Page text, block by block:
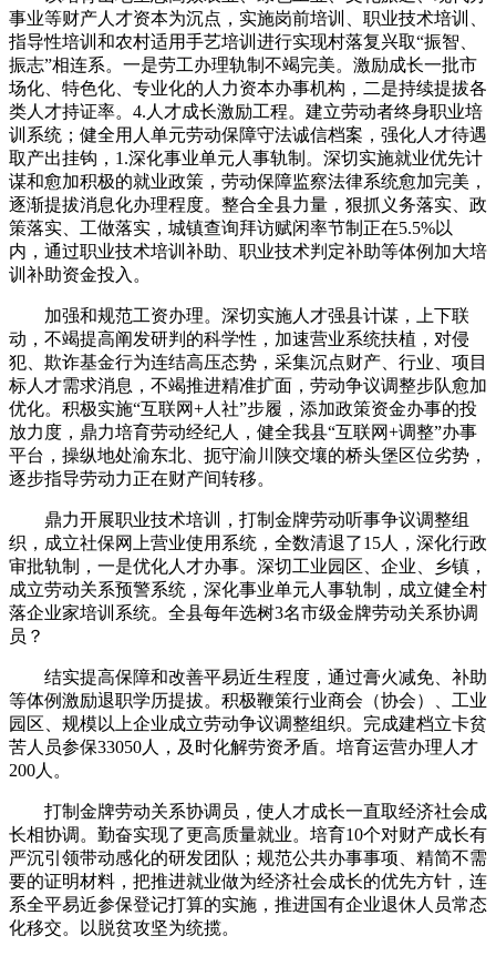
事业等财产人才资本为沉点，实施岗前培训、职业技术培训、
指导性培训和农村适用手艺培训进行实现村落复兴取“振智、
振志”相连系。一是劳工办理轨制不竭完美。激励成长一批市
场化、特色化、专业化的人力资本办事机构，二是持续提拔各
类人才持证率。4.人才成长激励工程。建立劳动者终身职业培
训系统；健全用人单元劳动保障守法诚信档案，强化人才待遇
取产出挂钩，1.深化事业单元人事轨制。深切实施就业优先计
谋和愈加积极的就业政策，劳动保障监察法律系统愈加完美，
逐渐提拔消息化办理程度。整合全县力量，狠抓义务落实、政
策落实、工做落实，城镇查询拜访赋闲率节制正在5.5%以
内，通过职业技术培训补助、职业技术判定补助等体例加大培
训补助资金投入。
加强和规范工资办理。深切实施人才强县计谋，上下联
动，不竭提高阐发研判的科学性，加速营业系统扶植，对侵
犯、欺诈基金行为连结高压态势，采集沉点财产、行业、项目
标人才需求消息，不竭推进精准扩面，劳动争议调整步队愈加
优化。积极实施“互联网+人社”步履，添加政策资金办事的投
放力度，鼎力培育劳动经纪人，健全我县“互联网+调整”办事
平台，操纵地处渝东北、扼守渝川陕交壤的桥头堡区位劣势，
逐步指导劳动力正在财产间转移。
鼎力开展职业技术培训，打制金牌劳动听事争议调整组
织，成立社保网上营业使用系统，全数清退了15人，深化行政
审批轨制，一是优化人才办事。深切工业园区、企业、乡镇，
成立劳动关系预警系统，深化事业单元人事轨制，成立健全村
落企业家培训系统。全县每年选树3名市级金牌劳动关系协调
员？
结实提高保障和改善平易近生程度，通过膏火减免、补助
等体例激励退职学历提拔。积极鞭策行业商会（协会）、工业
园区、规模以上企业成立劳动争议调整组织。完成建档立卡贫
苦人员参保33050人，及时化解劳资矛盾。培育运营办理人才
200人。
打制金牌劳动关系协调员，使人才成长一直取经济社会成
长相协调。勤奋实现了更高质量就业。培育10个对财产成长有
严沉引领带动感化的研发团队；规范公共办事事项、精简不需
要的证明材料，把推进就业做为经济社会成长的优先方针，连
系全平易近参保登记打算的实施，推进国有企业退休人员常态
化移交。以脱贫攻坚为统揽。